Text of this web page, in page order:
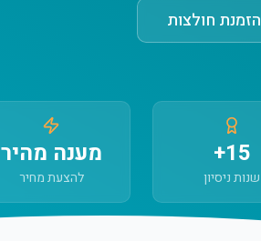
הזמנת חולצות
15+
שנות ניסיון
מענה מהיר
להצעת מחיר